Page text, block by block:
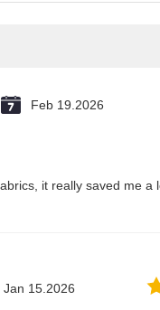
Feb 19.2026
it really saved me
Jan 15.2026